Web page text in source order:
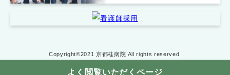
よく閲覧いただくページ
Copyright©2021 京都桂病院 All rights reserved.